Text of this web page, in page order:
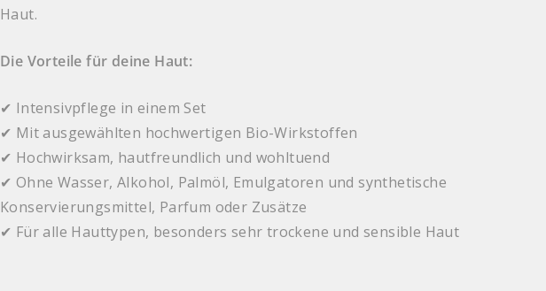
Haut.
Die Vorteile für deine Haut:
✔ Intensivpflege in einem Set
✔ Mit ausgewählten hochwertigen Bio-Wirkstoffen
✔ Hochwirksam, hautfreundlich und wohltuend
✔ Ohne Wasser, Alkohol, Palmöl, Emulgatoren und synthetische
Konservierungsmittel, Parfum oder Zusätze
✔ Für alle Hauttypen, besonders sehr trockene und sensible Haut